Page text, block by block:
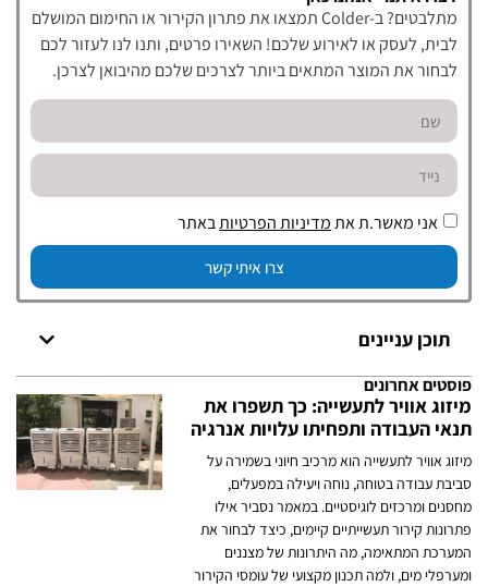
מתלבטים? ב-Colder תמצאו את פתרון הקירור או החימום המושלם
לבית, לעסק או לאירוע שלכם! השאירו פרטים, ותנו לנו לעזור לכם
לבחור את המוצר המתאים ביותר לצרכים שלכם מהיבואן לצרכן.
אני מאשר.ת אתמדיניות הפרטיותבאתר
צרו איתי קשר
תוכן עניינים
פוסטים אחרונים
מיזוג אוויר לתעשייה: כך תשפרו את
תנאי העבודה ותפחיתו עלויות אנרגיה
מיזוג אוויר לתעשייה הוא מרכיב חיוני בשמירה על
סביבת עבודה בטוחה, נוחה ויעילה במפעלים,
מחסנים ומרכזים לוגיסטיים. במאמר נסביר אילו
פתרונות קירור תעשייתיים קיימים, כיצד לבחור את
המערכת המתאימה, מה היתרונות של מצננים
ומערפלי מים, ולמה תכנון מקצועי של עומסי הקירור